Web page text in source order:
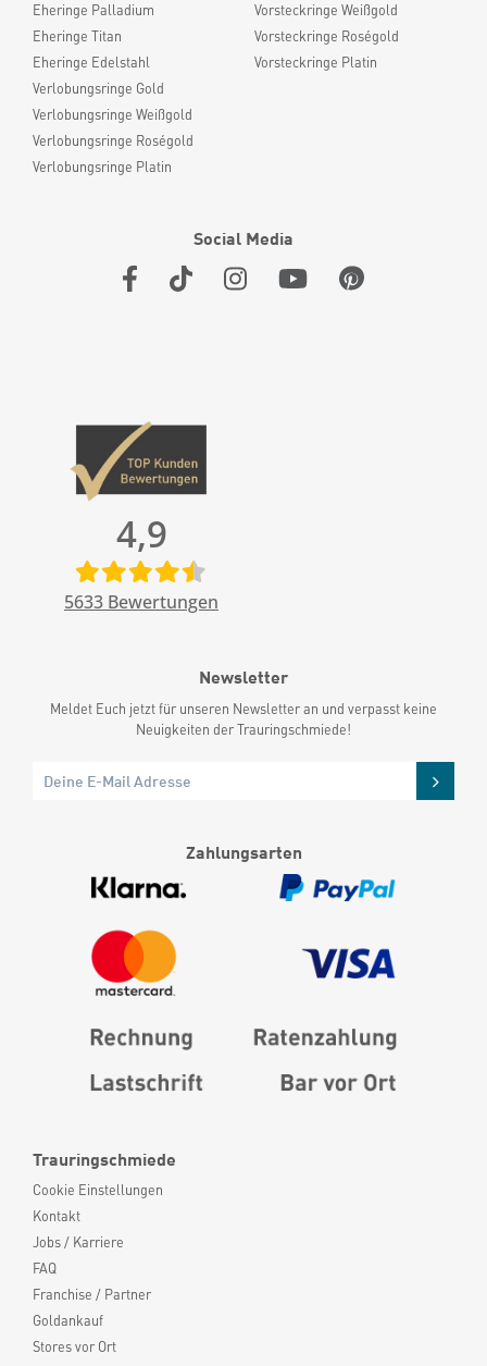
Eheringe Palladium
Eheringe Titan
Eheringe Edelstahl
Verlobungsringe Gold
Verlobungsringe Weißgold
Verlobungsringe Roségold
Verlobungsringe Platin
Vorsteckringe Weißgold
Vorsteckringe Roségold
Vorsteckringe Platin
Trauringschmiede
Cookie Einstellungen
Kontakt
Jobs / Karriere
FAQ
Franchise / Partner
Goldankauf
Stores vor Ort
Social Media
4,9
5633 Bewertungen
Newsletter
Meldet Euch jetzt für unseren Newsletter an und verpasst keine
Neuigkeiten der Trauringschmiede!
Zahlungsarten